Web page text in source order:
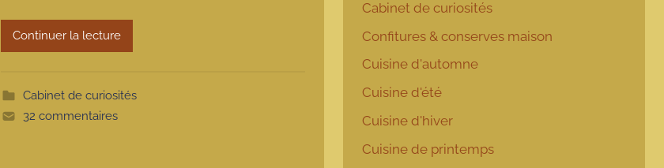
m
o
t
e
Continuer la lecture
Cabinet de curiosités
32 commentaires
Cabinet de curiosités
Confitures & conserves maison
Cuisine d'automne
Cuisine d'été
Cuisine d'hiver
Cuisine de printemps